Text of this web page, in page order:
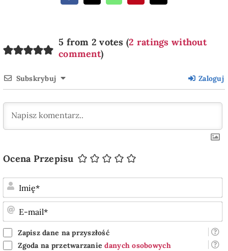
5 from 2 votes (2 ratings without
comment)
Subskrybuj Zaloguj
Ocena Przepisu
Zapisz dane na przyszłość
Zgoda na przetwarzaniedanych osobowych